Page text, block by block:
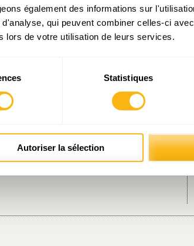
également des informations sur
qui peuvent combiner celles-ci
lors de votre utilisation de leurs services.
Statistiques
Autoriser la sélection
publics : un
prometteur mais à
concrétiser
Lectures IDEA(les) au coin
du feu…
5
soufflent
avec IDEA